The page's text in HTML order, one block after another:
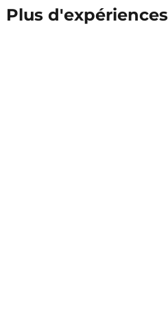
Plus d'expériences